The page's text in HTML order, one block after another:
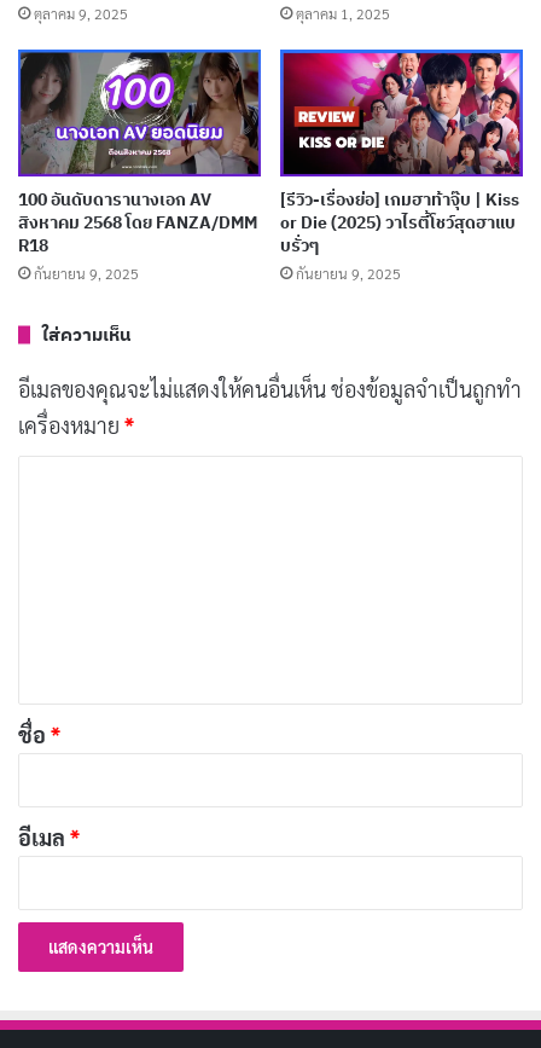
ฮิบิกิ โอสึ (Hibiki Otsu)
DASS-770
DASS-770 พานักแสดงสาวสวยยูริ อโดกาวะ (Yuri
50 หนังเอวีเดือนธันวาคม 2568 นางเอก AV สุดฮอต
ตุลาคม 9, 2025 ตุลาคม 1, 2025
100 อันดับดารานางเอก AV
สิงหาคม 2568 โดย FANZA/DMM
R18
กันยายน 9, 2025
[รีวิว-เรื่องย่อ] เกมฮาท้าจุ๊บ | Kiss
or Die (2025) วาไรตี้โชว์สุดฮาแบ
บรั่วๆ
กันยายน 9, 2025
ใส่ความเห็น
อีเมลของคุณจะไม่แสดงให้คนอื่นเห็นช่องข้อมูลจำเป็นถูกทำ
เครื่องหมาย *
*
ชื่อ *
อีเมล *